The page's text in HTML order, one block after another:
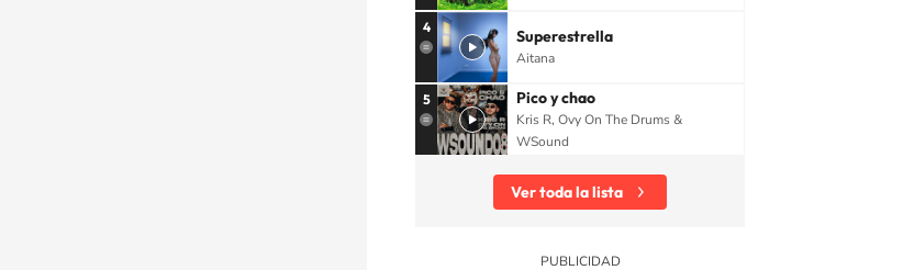
4 Superestrella
Aitana
5 Pico y chao
Kris R, Ovy On The Drums &
WSound
Ver toda la lista